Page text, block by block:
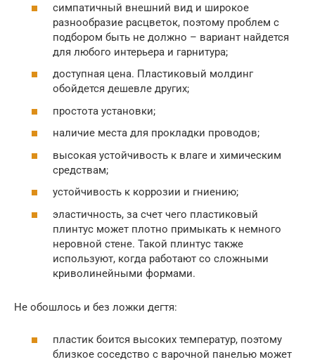
симпатичный внешний вид и широкое
разнообразие расцветок, поэтому проблем с
подбором быть не должно – вариант найдется
для любого интерьера и гарнитура;
доступная цена. Пластиковый молдинг
обойдется дешевле других;
простота установки;
наличие места для прокладки проводов;
высокая устойчивость к влаге и химическим
средствам;
устойчивость к коррозии и гниению;
эластичность, за счет чего пластиковый
плинтус может плотно примыкать к немного
неровной стене. Такой плинтус также
используют, когда работают со сложными
криволинейными формами.
Не обошлось и без ложки дегтя:
пластик боится высоких температур, поэтому
близкое соседство с варочной панелью может